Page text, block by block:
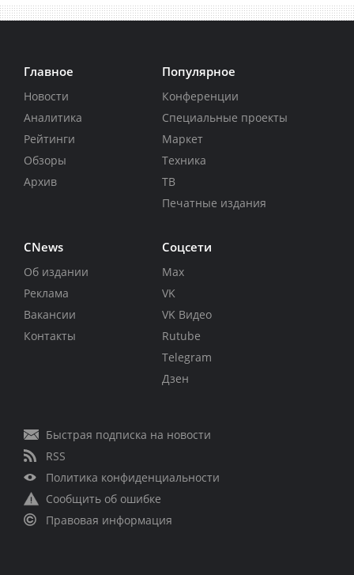
Главное
Новости
Аналитика
Рейтинги
Обзоры
Архив
Популярное
Конференции
Специальные проекты
Маркет
Техника
ТВ
Печатные издания
CNews
Об издании
Реклама
Вакансии
Контакты
Соцсети
Max
VK
VK Видео
Rutube
Telegram
Дзен
Быстрая подписка на новости
RSS
Политика конфиденциальности
Сообщить об ошибке
Правовая информация